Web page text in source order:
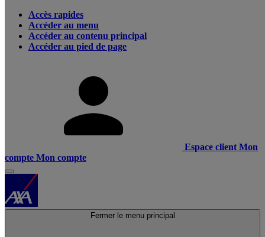
Accès rapides
Accéder au menu
Accéder au contenu principal
Accéder au pied de page
Espace client Mon
compte Mon compte
Fermer le menu principal